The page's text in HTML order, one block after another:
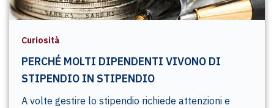
Curiosità
PERCHÉ MOLTI DIPENDENTI VIVONO DI
STIPENDIO IN STIPENDIO
A volte gestire lo stipendio richiede attenzioni e